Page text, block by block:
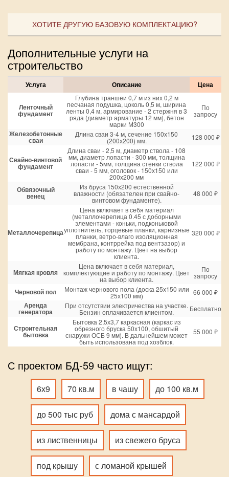
ХОТИТЕ ДРУГУЮ БАЗОВУЮ КОМПЛЕКТАЦИЮ?
Дополнительные услуги на
строительство
Услуга Описание Цена
Ленточный
фундамент
Глубина траншеи 0,7 м из них 0,2 м
песчаная подушка, цоколь 0,5 м, ширина
ленты 0,4 м, армирование - 2 стержня в 3
ряда (диаметр арматуры 12 мм), бетон
марки М300
По
запросу
Железобетонные
сваи
Длина сваи 3-4 м, сечение 150х150
(200х200) мм. 128 000 ₽
Свайно-винтовой
фундамент
Длина сваи - 2,5 м, диаметр ствола - 108
мм, диаметр лопасти - 300 мм, толщина
лопасти - 5мм, толщина стенки ствола
сваи - 5 мм, оголовок - 150х150 или
200х200 мм
122 000 ₽
Обвязочный
венец
Из бруса 150х200 естественной
влажности (обязателен при свайно-
винтовом фундаменте).
48 000 ₽
Металлочерепица
Цена включает в себя материал
(металлочерепица 0.45 с доборными
элементами - коньки, подконьковой
уплотнитель, торцевые планки, карнизные
планки, ветро-влаго изоляционная
мембрана, контррейка под вентзазор) и
работу по монтажу. Цвет на выбор
клиента.
320 000 ₽
Мягкая кровля
Цена включает в себя материал,
комплектующие и работу по монтажу. Цвет
на выбор клиента.
По
запросу
Черновой пол Монтаж чернового пола (доска 25х150 или
25х100 мм) 66 000 ₽
Аренда
генератора
При отсутствии электричества на участке.
Бензин оплачивается клиентом. Бесплатно
Строительная
бытовка
Бытовка 2,5х3,7 каркасная (каркас из
обрезного бруска 50х100, обшитый
снаружи ОСБ 9 мм). В дальнейшем может
быть использована под хозблок.
55 000 ₽
С проектом БД-59 часто ищут:
6х9 70 кв.м в чашу до 100 кв.м
до 500 тыс руб дома с мансардой
из лиственницы из свежего бруса
под крышу с ломаной крышей